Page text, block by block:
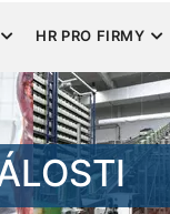
HR PRO FIRMY